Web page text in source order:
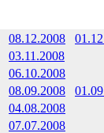
08.12.2008
03.11.2008
06.10.2008
08.09.2008
04.08.2008
07.07.2008